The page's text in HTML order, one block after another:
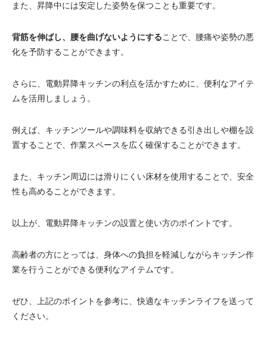
また、昇降中には安定した姿勢を保つことも重要です。
背筋を伸ばし、腰を曲げないようにすることで、腰痛や姿勢の悪
化を予防することができます。
さらに、電動昇降キッチンの利点を活かすために、便利なアイテ
ムを活用しましょう。
例えば、キッチンツールや調味料を収納できる引き出しや棚を設
置することで、作業スペースを広く確保することができます。
また、キッチン周辺には滑りにくい床材を使用することで、安全
性も高めることができます。
以上が、電動昇降キッチンの設置と使い方のポイントです。
高齢者の方にとっては、身体への負担を軽減しながらキッチン作
業を行うことができる便利なアイテムです。
ぜひ、上記のポイントを参考に、快適なキッチンライフを送って
ください。